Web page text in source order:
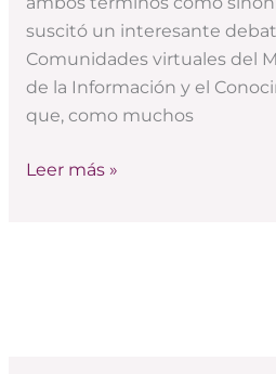
suscitó un interesante
Comunidades virtuales del
de la Información y el
que, como muchos
conceptos)
Leer más »